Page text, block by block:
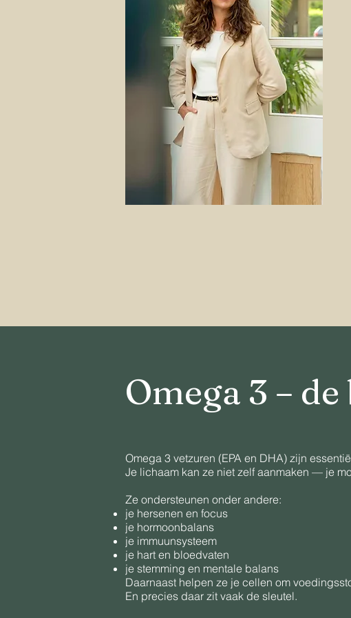
Omega 3 –
Omega 3 vetzuren (EPA en DHA) zijn
Je lichaam kan ze niet zelf aanmaken — je
Ze ondersteunen onder andere:
je hersenen en focus
je hormoonbalans
je immuunsysteem
je hart en bloedvaten
je stemming en mentale balans
Daarnaast helpen ze je cellen om
En precies daar zit vaak de sleutel.